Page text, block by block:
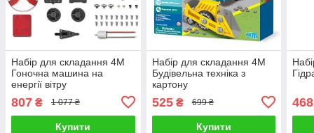
Набір для складання 4M
Гоночна машина на
енергії вітру
807 ₴ 1 077 ₴
Купити
Набір для складання 4M
Будівельна техніка з
картону
525₴ 699 ₴
Купити
468